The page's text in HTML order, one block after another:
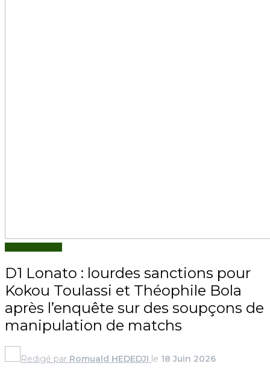
D1 Lonato : lourdes sanctions pour
Kokou Toulassi et Théophile Bola
après l’enquête sur des soupçons de
manipulation de matchs
Redigé par Romuald HEDEDJI le 18 Juin 2026